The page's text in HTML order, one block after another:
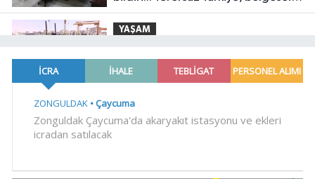
güvenlik ve Gazze mesajı
YAŞAM
gemi
18:52Türk Tarih Kurumu'ndan tarihi